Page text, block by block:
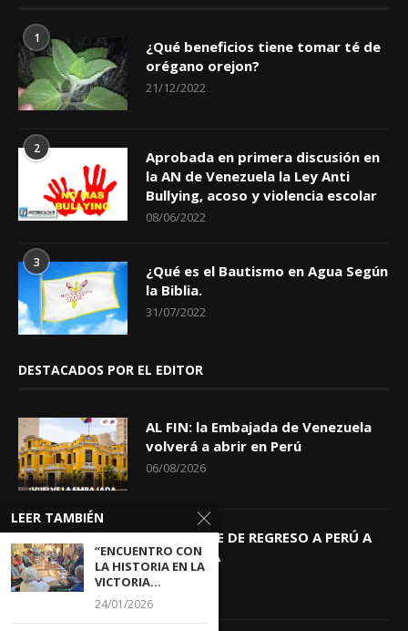
1
¿Qué beneficios tiene tomar té de
orégano orejon?
21/12/2022
2
Aprobada en primera discusión en
la AN de Venezuela la Ley Anti
Bullying, acoso y violencia escolar
08/06/2022
3
¿Qué es el Bautismo en Agua Según
la Biblia.
31/07/2022
DESTACADOS POR EL EDITOR
AL FIN: la Embajada de Venezuela
volverá a abrir en Perú
06/08/2026
KEIKO TRAE DE REGRESO A PERÚ A
GIOVANNA
04/08/2026
LEER TAMBIÉN
“ENCUENTRO CON
LA HISTORIA EN LA
VICTORIA...
24/01/2026